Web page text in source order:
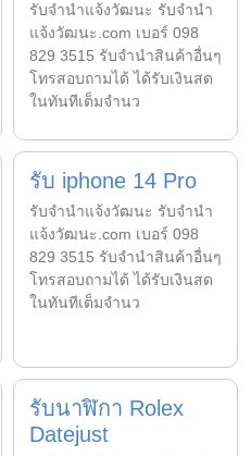
รับจํานําแจ้งวัฒนะ รับจํานํา
แจ้งวัฒนะ.com เบอร์ 098
829 3515 รับจำนำสินค้าอื่นๆ
โทรสอบถามได้ ได้รับเงินสด
ในทันทีเต็มจำนว
รับ iphone 14 Pro
รับจํานําแจ้งวัฒนะ รับจํานํา
แจ้งวัฒนะ.com เบอร์ 098
829 3515 รับจำนำสินค้าอื่นๆ
โทรสอบถามได้ ได้รับเงินสด
ในทันทีเต็มจำนว
รับนาฬิกา Rolex
Datejust